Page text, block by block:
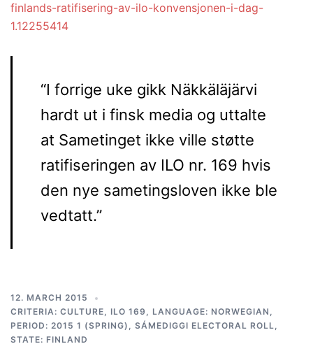
finlands-ratifisering-av-ilo-konvensjonen-i-dag-
1.12255414
“I forrige uke gikk Näkkäläjärvi
hardt ut i finsk media og uttalte
at Sametinget ikke ville støtte
ratifiseringen av ILO nr. 169 hvis
den nye sametingsloven ikke ble
vedtatt.”
12. MARCH 2015
CRITERIA: CULTURE, ILO 169 , LANGUAGE: NORWEGIAN ,
PERIOD: 2015 1 (SPRING) , SÁMEDIGGI ELECTORAL ROLL,
STATE: FINLAND